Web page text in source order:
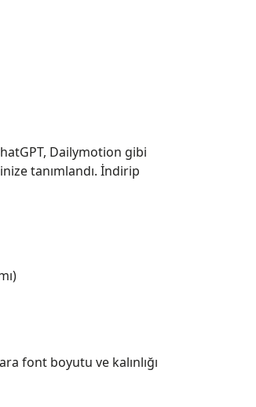
Dailymotion gibi
tanımlandı. İndirip
font boyutu ve kalınlığı